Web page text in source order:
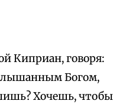
Киприан, говоря:
Богом,
Хочешь, чтобы